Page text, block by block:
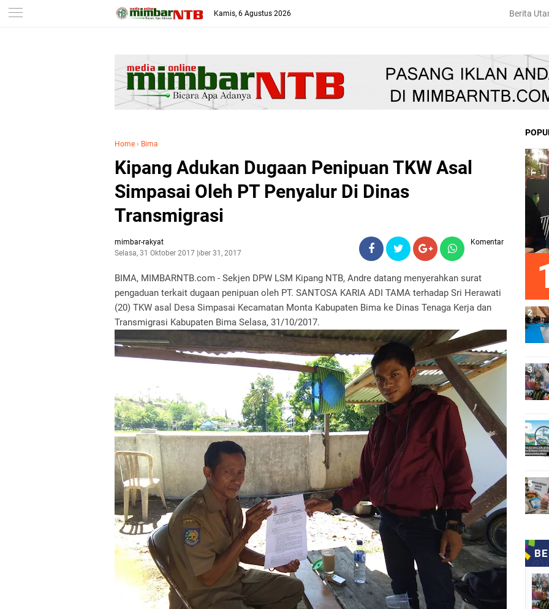
-->
Kamis, 6 Agustus 2026 Berita
Home › Bima
Kipang Adukan Dugaan Penipuan TKW Asal
Simpasai Oleh PT Penyalur Di Dinas
Transmigrasi
mimbar-rakyat
Selasa, 31 Oktober 2017Oktober 31, 2017
Komentar
BIMA, MIMBARNTB.com - Sekjen DPW LSM Kipang NTB, Andre datang menyerahkan surat
pengaduan terkait dugaan penipuan oleh PT. SANTOSA KARIA ADI TAMA terhadap Sri Herawati
(20) TKW asal Desa Simpasai Kecamatan Monta Kabupaten Bima ke Dinas Tenaga Kerja dan
Transmigrasi Kabupaten Bima Selasa, 31/10/2017.